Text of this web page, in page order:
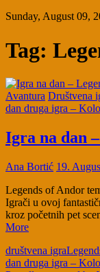
Sunday, August 09,
Tag:
Avantura Društvena
dan druga igra –
Igra na dan
Ana Bortić 19.
Legends of Andor
Igrači u ovoj
kroz početnih pet
More
društvena igra
dan druga igra –